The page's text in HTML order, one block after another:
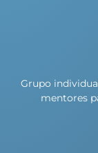
Grupo
mentores